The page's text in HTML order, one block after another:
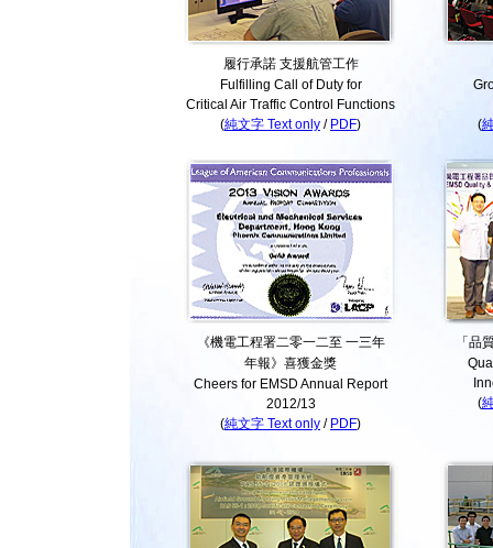
履行承諾 支援航管工作
Fulfilling Call of Duty for
Critical Air Traffic Control Functions
(純文字 Text only / PDF) (
《機電工程署二零一二至 一三年
年報》喜獲金獎
Cheers for EMSD Annual Report
2012/13
(純文字 Text only / PDF)
「品
(